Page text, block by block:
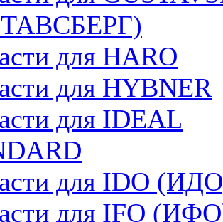
для HARO
для HYBNER
для IDEAL
для IDO
для IFO